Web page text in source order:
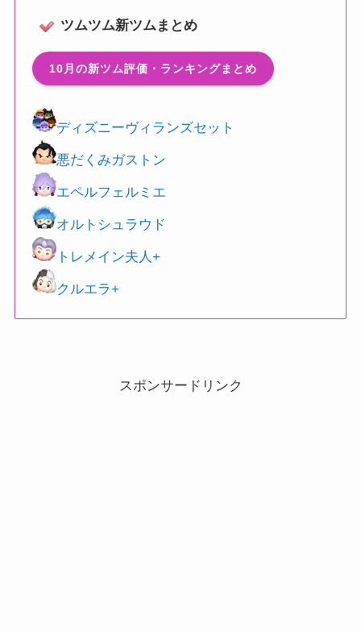
ツムツム新ツムまとめ
10月の新ツム評価・ランキングまとめ
ディズニーヴィランズセット
悪だくみガストン
エペルフェルミエ
オルトシュラウド
トレメイン夫人+
クルエラ+
スポンサードリンク